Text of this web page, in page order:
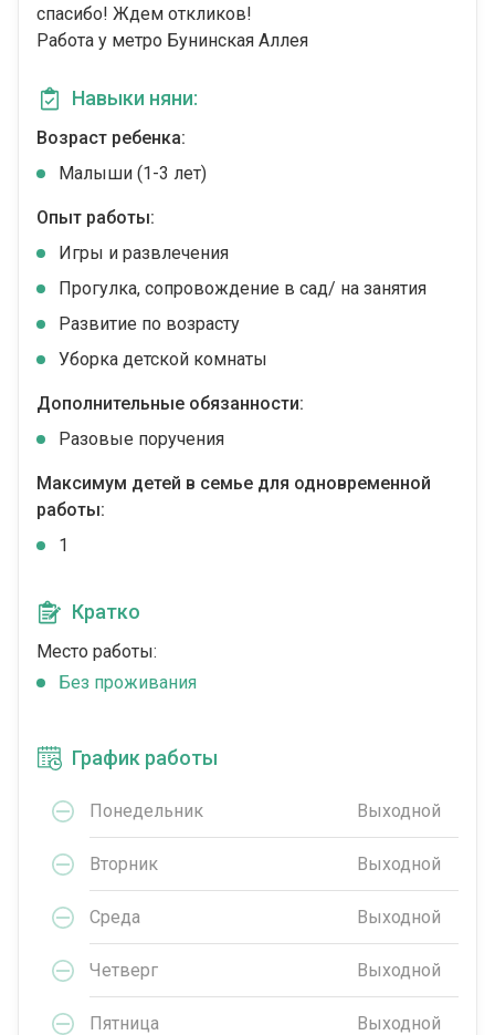
спасибо! Ждем откликов!
Работа у метро Бунинская Аллея
Навыки няни:
Возраст ребенка:
Малыши (1-3 лет)
Опыт работы:
Игры и развлечения
Прогулка, сопровождение в сад/ на занятия
Развитие по возрасту
Уборка детской комнаты
Дополнительные обязанности:
Разовые поручения
Максимум детей в семье для одновременной
работы:
1
Кратко
Место работы:
Без проживания
График работы
Понедельник Выходной
Вторник Выходной
Среда Выходной
Четверг Выходной
Пятница Выходной